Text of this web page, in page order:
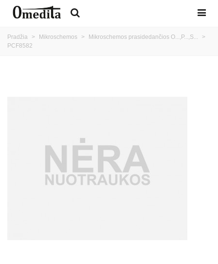
Pradžia > Mikroschemos > Mikroschemos prasidedančios O...,P...,S...
>
PCF8582